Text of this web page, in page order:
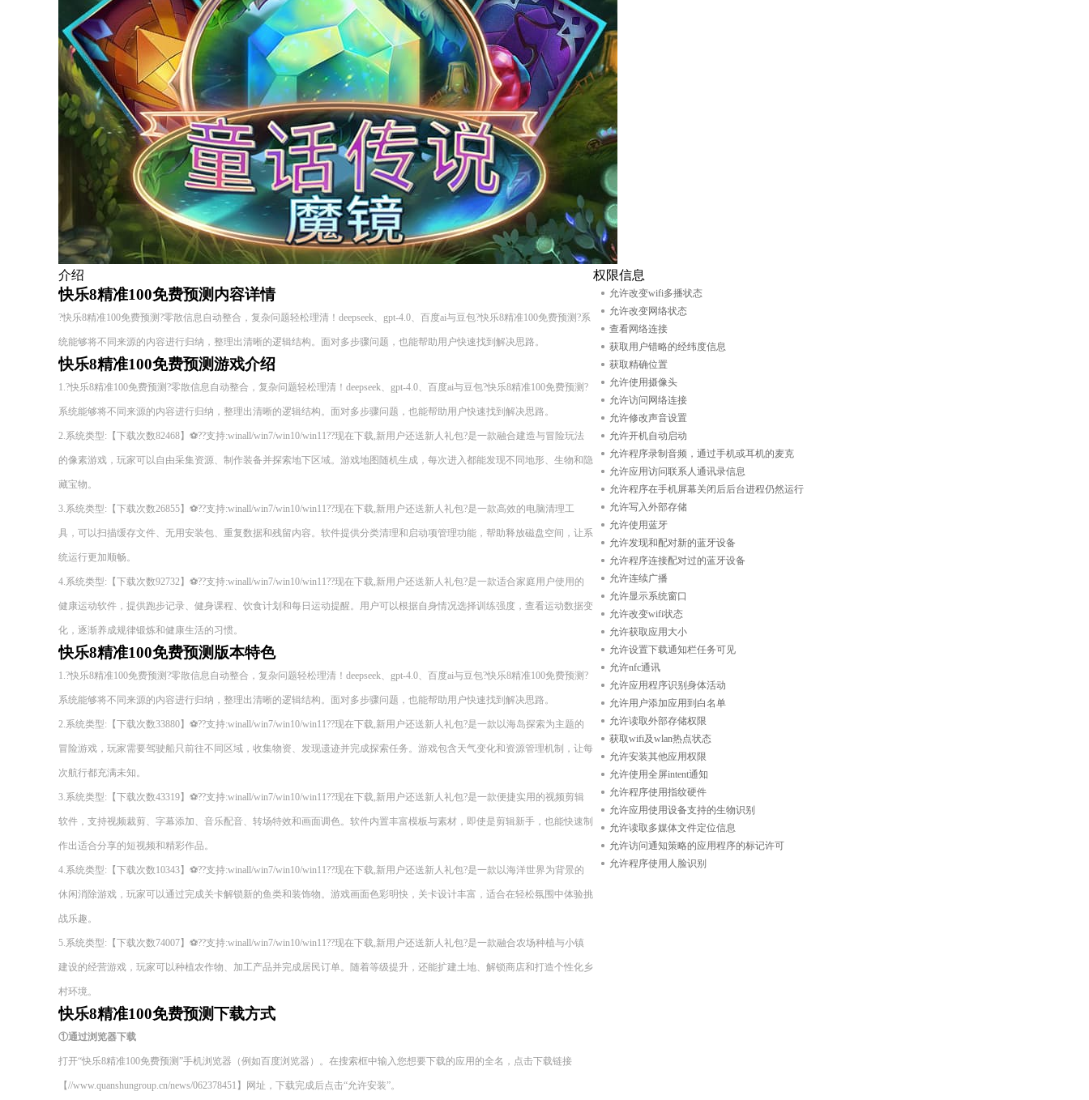
介绍
快乐8精准100免费预测内容详情
?快乐8精准100免费预测?零散信息自动整合，复杂问题轻松理清！deepseek、gpt-4.0、百度ai与豆包?快乐8精准100免费预测?系
统能够将不同来源的内容进行归纳，整理出清晰的逻辑结构。面对多步骤问题，也能帮助用户快速找到解决思路。
快乐8精准100免费预测游戏介绍
1.?快乐8精准100免费预测?零散信息自动整合，复杂问题轻松理清！deepseek、gpt-4.0、百度ai与豆包?快乐8精准100免费预测?
系统能够将不同来源的内容进行归纳，整理出清晰的逻辑结构。面对多步骤问题，也能帮助用户快速找到解决思路。
2.系统类型:【下载次数82468】⚽??支持:winall/win7/win10/win11??现在下载,新用户还送新人礼包?是一款融合建造与冒险玩法
的像素游戏，玩家可以自由采集资源、制作装备并探索地下区域。游戏地图随机生成，每次进入都能发现不同地形、生物和隐
藏宝物。
3.系统类型:【下载次数26855】⚽??支持:winall/win7/win10/win11??现在下载,新用户还送新人礼包?是一款高效的电脑清理工
具，可以扫描缓存文件、无用安装包、重复数据和残留内容。软件提供分类清理和启动项管理功能，帮助释放磁盘空间，让系
统运行更加顺畅。
4.系统类型:【下载次数92732】⚽??支持:winall/win7/win10/win11??现在下载,新用户还送新人礼包?是一款适合家庭用户使用的
健康运动软件，提供跑步记录、健身课程、饮食计划和每日运动提醒。用户可以根据自身情况选择训练强度，查看运动数据变
化，逐渐养成规律锻炼和健康生活的习惯。
快乐8精准100免费预测版本特色
1.?快乐8精准100免费预测?零散信息自动整合，复杂问题轻松理清！deepseek、gpt-4.0、百度ai与豆包?快乐8精准100免费预测?
系统能够将不同来源的内容进行归纳，整理出清晰的逻辑结构。面对多步骤问题，也能帮助用户快速找到解决思路。
2.系统类型:【下载次数33880】⚽??支持:winall/win7/win10/win11??现在下载,新用户还送新人礼包?是一款以海岛探索为主题的
冒险游戏，玩家需要驾驶船只前往不同区域，收集物资、发现遗迹并完成探索任务。游戏包含天气变化和资源管理机制，让每
次航行都充满未知。
3.系统类型:【下载次数43319】⚽??支持:winall/win7/win10/win11??现在下载,新用户还送新人礼包?是一款便捷实用的视频剪辑
软件，支持视频裁剪、字幕添加、音乐配音、转场特效和画面调色。软件内置丰富模板与素材，即使是剪辑新手，也能快速制
作出适合分享的短视频和精彩作品。
4.系统类型:【下载次数10343】⚽??支持:winall/win7/win10/win11??现在下载,新用户还送新人礼包?是一款以海洋世界为背景的
休闲消除游戏，玩家可以通过完成关卡解锁新的鱼类和装饰物。游戏画面色彩明快，关卡设计丰富，适合在轻松氛围中体验挑
战乐趣。
5.系统类型:【下载次数74007】⚽??支持:winall/win7/win10/win11??现在下载,新用户还送新人礼包?是一款融合农场种植与小镇
建设的经营游戏，玩家可以种植农作物、加工产品并完成居民订单。随着等级提升，还能扩建土地、解锁商店和打造个性化乡
村环境。
快乐8精准100免费预测下载方式
①通过浏览器下载
打开“快乐8精准100免费预测”手机浏览器（例如百度浏览器）。在搜索框中输入您想要下载的应用的全名，点击下载链接
【//www.quanshungroup.cn/news/062378451】网址，下载完成后点击“允许安装”。
权限信息
允许改变wifi多播状态
允许改变网络状态
查看网络连接
获取用户错略的经纬度信息
获取精确位置
允许使用摄像头
允许访问网络连接
允许修改声音设置
允许开机自动启动
允许程序录制音频，通过手机或耳机的麦克
允许应用访问联系人通讯录信息
允许程序在手机屏幕关闭后后台进程仍然运行
允许写入外部存储
允许使用蓝牙
允许发现和配对新的蓝牙设备
允许程序连接配对过的蓝牙设备
允许连续广播
允许显示系统窗口
允许改变wifi状态
允许获取应用大小
允许设置下载通知栏任务可见
允许nfc通讯
允许应用程序识别身体活动
允许用户添加应用到白名单
允许读取外部存储权限
获取wifi及wlan热点状态
允许安装其他应用权限
允许使用全屏intent通知
允许程序使用指纹硬件
允许应用使用设备支持的生物识别
允许读取多媒体文件定位信息
允许访问通知策略的应用程序的标记许可
允许程序使用人脸识别